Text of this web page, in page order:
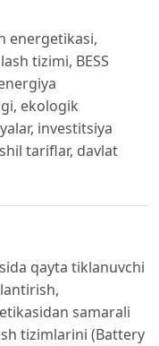
energetikasi,
tizimi, BESS
ekologik
investitsiya
tariflar, davlat
qayta tiklanuvchi
samarali
tizimlarini (Battery